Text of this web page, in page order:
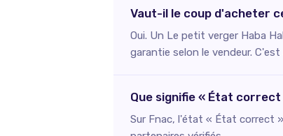
Vaut-il le coup d'acheter
Oui. Un Le petit verger Haba
garantie selon le vendeur.
Que signifie « État
Sur Fnac, l'état « État correct